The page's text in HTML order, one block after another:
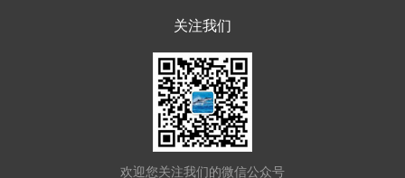
关注我们
欢迎您关注我们的微信公众号